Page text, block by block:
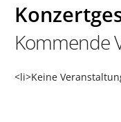
Kommende
<li>Keine